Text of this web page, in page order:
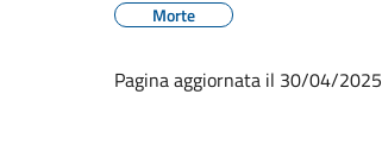
Morte
Pagina aggiornata il 30/04/2025